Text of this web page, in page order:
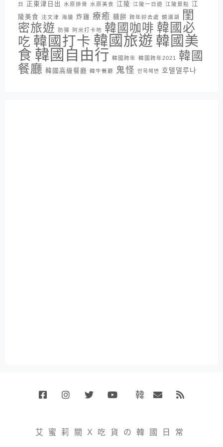
日
正東津日出 水原排骨 水原美食 江陵 江陵一日遊 江陵景點 江
陵美食 注文津 海邊 炸雞 療癒 糖餅 跨年好去處 鏡浦湖
閨
密旅遊
防彈 阿米打卡地 韓國咖啡 韓國必
吃 韓國打卡 韓國旅遊 韓國美
食 韓國自由行 韓國跨年 韓國跨年2021
韓國
餐廳 韓國高級餐廳 韓牛餐廳 鬼怪 안목해변 호텔델루나
韓
小
賣
艾蜜莉關X吃貨の韓國日常